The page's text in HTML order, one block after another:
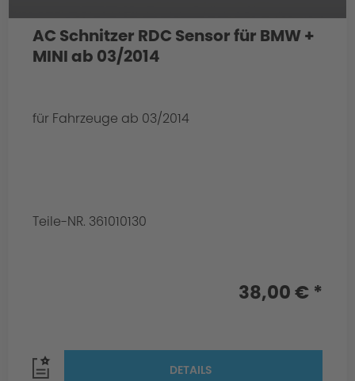
AC Schnitzer RDC Sensor für BMW +
MINI ab 03/2014
für Fahrzeuge ab 03/2014
Teile-NR. 361010130
38,00 € *
DETAILS